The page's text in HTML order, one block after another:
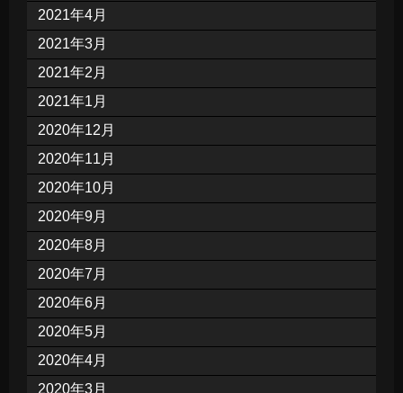
2021年4月
2021年3月
2021年2月
2021年1月
2020年12月
2020年11月
2020年10月
2020年9月
2020年8月
2020年7月
2020年6月
2020年5月
2020年4月
2020年3月